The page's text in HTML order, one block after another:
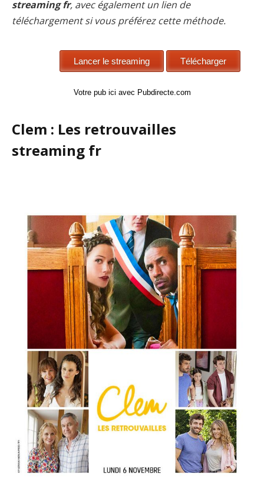
streaming fr, avec également un lien de
téléchargement si vous préférez cette méthode.
Votre pub ici avec Pubdirecte.com
Clem : Les retrouvailles
streaming fr